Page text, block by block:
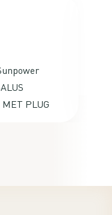
PLUG
was
van